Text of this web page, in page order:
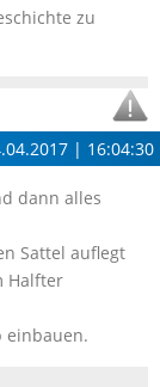
zu
| 16:04:30
dann alles
Sattel auflegt
Halfter
einbauen.